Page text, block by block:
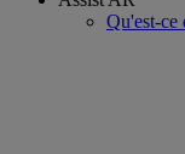
Qu'est-ce